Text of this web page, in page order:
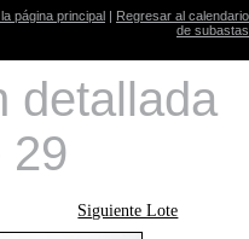
página principal | Regresar al calendario
de subastas
detallada
29
Siguiente Lote